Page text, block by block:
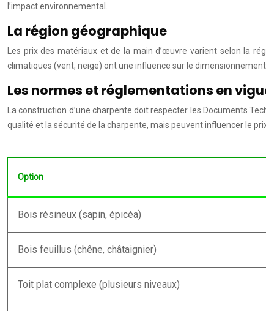
l’impact environnemental.
La région géographique
Les prix des matériaux et de la main d’œuvre varient selon la
climatiques (vent, neige) ont une influence sur le
Les normes et réglementations en
La construction d’une charpente doit respecter les Documents
qualité et la sécurité de la charpente, mais peuvent influencer le
Option
Bois résineux (sapin, épicéa)
Bois feuillus (chêne, châtaignier)
Toit plat complexe (plusieurs niveaux)